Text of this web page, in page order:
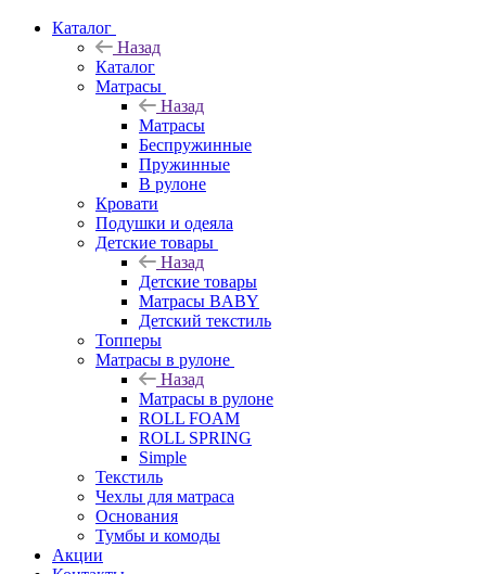
Каталог
Назад
Каталог
Матрасы
Назад
Матрасы
Беспружинные
Пружинные
В рулоне
Кровати
Подушки и одеяла
Детские товары
Назад
Детские товары
Матрасы BABY
Детский текстиль
Топперы
Матрасы в рулоне
Назад
Матрасы в рулоне
ROLL FOAM
ROLL SPRING
Simple
Текстиль
Чехлы для матраса
Основания
Тумбы и комоды
Акции